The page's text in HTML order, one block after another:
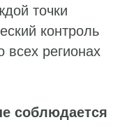
точки
контроль
регионах
соблюдается